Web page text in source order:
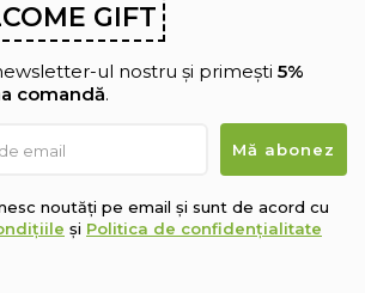
GIFT
ul nostru și primești 5%
comandă.
noutăți pe email și sunt de acord cu
și Politica de confidențialitate